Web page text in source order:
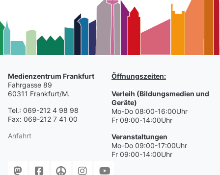
Medienzentrum Frankfurt
Fahrgasse 89
60311 Frankfurt/M.
Tel.: 069-212 4 98 98
Fax: 069-212 7 41 00
Anfahrt
Öffnungszeiten:
Verleih (Bildungsmedien und
Geräte)
Mo-Do 08:00-16:00Uhr
Fr 08:00-14:00Uhr
Veranstaltungen
Mo-Do 09:00-17:00Uhr
Fr 09:00-14:00Uhr